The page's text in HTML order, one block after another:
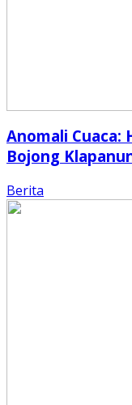
Anomali Cuaca:
Bojong
Berita